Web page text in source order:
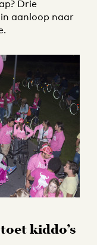
Drie
aanloop naar
kiddo’s